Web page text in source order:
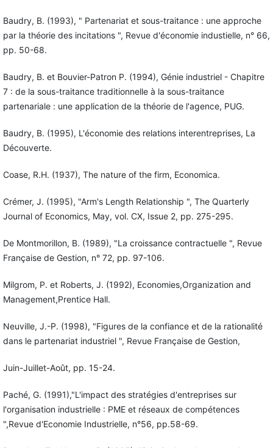
Baudry, B. (1993), " Partenariat et sous-traitance : une approche
par la théorie des incitations ", Revue d'économie industielle, n° 66,
pp. 50-68.
Baudry, B. et Bouvier-Patron P. (1994), Génie industriel - Chapitre
7 : de la sous-traitance traditionnelle à la sous-traitance
partenariale : une application de la théorie de l'agence, PUG.
Baudry, B. (1995), L'économie des relations interentreprises, La
Découverte.
Coase, R.H. (1937), The nature of the firm, Economica.
Crémer, J. (1995), "Arm's Length Relationship ", The Quarterly
Journal of Economics, May, vol. CX, Issue 2, pp. 275-295.
De Montmorillon, B. (1989), "La croissance contractuelle ", Revue
Française de Gestion, n° 72, pp. 97-106.
Milgrom, P. et Roberts, J. (1992), Economies,Organization and
Management,Prentice Hall.
Neuville, J.-P. (1998), "Figures de la confiance et de la rationalité
dans le partenariat industriel ", Revue Française de Gestion,
Juin-Juillet-Août, pp. 15-24.
Paché, G. (1991),"L'impact des stratégies d'entreprises sur
l'organisation industrielle : PME et réseaux de compétences
",Revue d'Economie Industrielle, n°56, pp.58-69.